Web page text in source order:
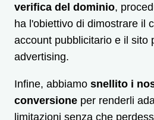
verifica del dominio,
ha l'obiettivo di dimostrare il
account pubblicitario e il sito
advertising.
Infine, abbiamo snellito i
conversione per renderli
limitazioni senza che